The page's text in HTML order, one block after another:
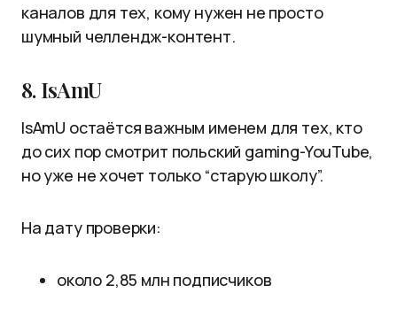
каналов для тех, кому нужен не просто
шумный челлендж-контент.
8. IsAmU
IsAmU остаётся важным именем для тех, кто
до сих пор смотрит польский gaming-YouTube,
но уже не хочет только “старую школу”.
На дату проверки:
около 2,85 млн подписчиков